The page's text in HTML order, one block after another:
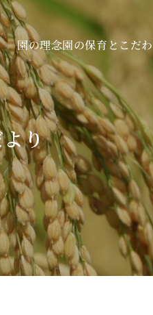
園の理念園の保育とこだ
り